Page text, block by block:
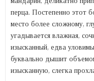
перца. Постепенно этот
место более сложному,
угадывается влажная,
изысканный, едва
буквально дышит
изысканную, слегка